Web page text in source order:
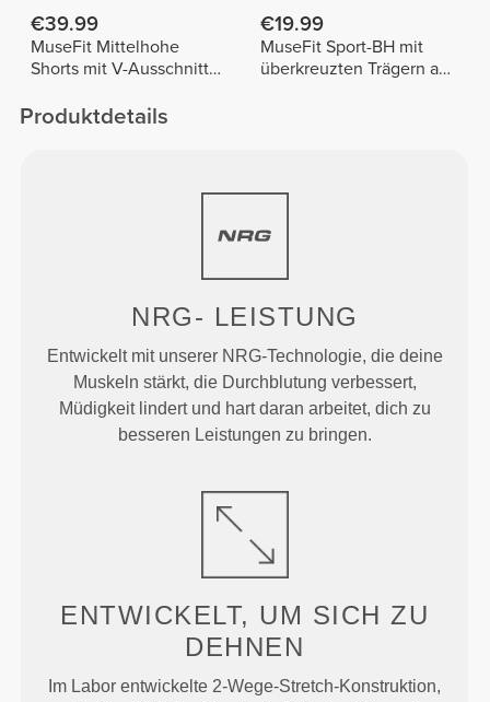
€39.99
MuseFit Mittelhohe
Shorts mit V-Ausschnitt
€19.99
MuseFit Sport-BH mit
überkreuzten Trägern am
Produktdetails
NRG- LEISTUNG
Entwickelt mit unserer NRG-Technologie, die deine
Muskeln stärkt, die Durchblutung verbessert,
Müdigkeit lindert und hart daran arbeitet, dich zu
besseren Leistungen zu bringen.
ENTWICKELT, UM SICH ZU
DEHNEN
Im Labor entwickelte 2-Wege-Stretch-Konstruktion,